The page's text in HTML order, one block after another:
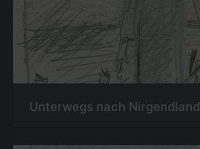
Unterwegs nach Nirgendland